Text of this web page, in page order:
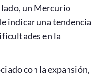
un Mercurio
indicar una tendencia
en la
con la expansión,